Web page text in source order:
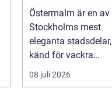
bästa
restaurangen på
Östermalm
Östermalm är en av
Stockholms mest
eleganta stadsdelar,
känd för vackra
kvarter,...
08 juli 2026